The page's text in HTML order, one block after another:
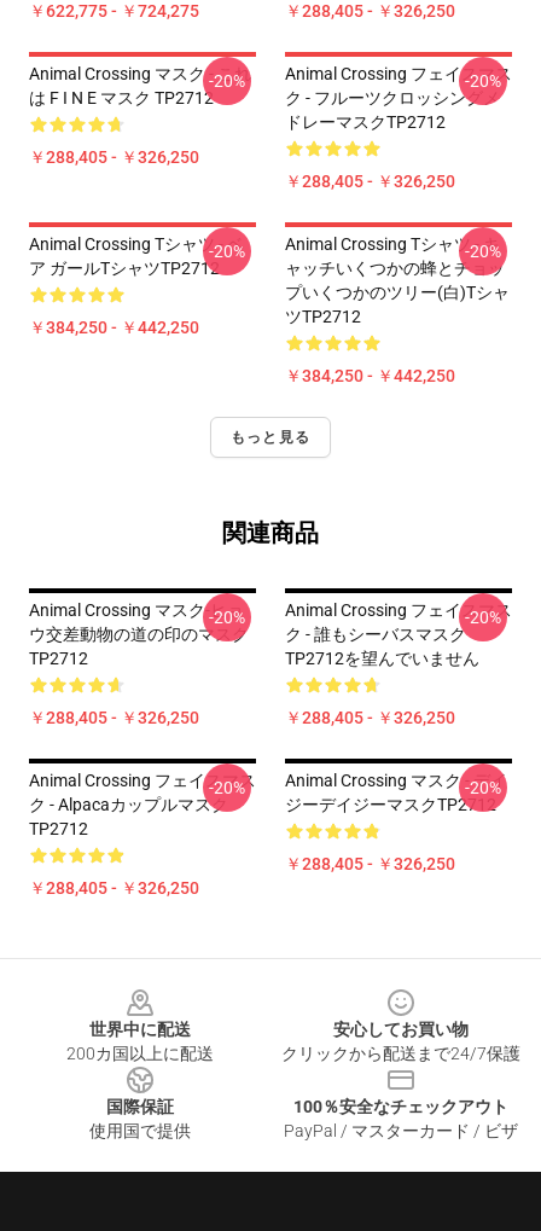
￥622,775 - ￥724,275 ￥288,405 - ￥326,250
Animal Crossing マスク - これ
は F I N E マスク TP2712
￥288,405 - ￥326,250
-20%
Animal Crossing フェイスマス
ク - フルーツクロッシングメ
ドレーマスクTP2712
￥288,405 - ￥326,250
-20%
Animal Crossing Tシャツ - ベ
ア ガールTシャツTP2712
￥384,250 - ￥442,250
-20%
Animal Crossing Tシャツ - キ
ャッチいくつかの蜂とチョッ
プいくつかのツリー(白)Tシャ
ツTP2712
￥384,250 - ￥442,250
-20%
もっと見る
関連商品
Animal Crossing マスク-ヒョ
ウ交差動物の道の印のマスク
TP2712
￥288,405 - ￥326,250
-20%
Animal Crossing フェイスマス
ク - 誰もシーバスマスク
TP2712を望んでいません
￥288,405 - ￥326,250
-20%
Animal Crossing フェイスマス
ク - Alpacaカップルマスク
TP2712
￥288,405 - ￥326,250
-20%
Animal Crossing マスク - デイ
ジーデイジーマスクTP2712
￥288,405 - ￥326,250
-20%
世界中に配送
200カ国以上に配送
安心してお買い物
クリックから配送まで24/7保護
国際保証
使用国で提供
100％安全なチェックアウト
PayPal / マスターカード / ビザ